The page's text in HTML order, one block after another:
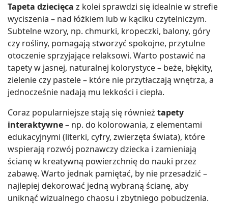
Tapeta dziecięca z kolei sprawdzi się idealnie w strefie
wyciszenia – nad łóżkiem lub w kąciku czytelniczym.
Subtelne wzory, np. chmurki, kropeczki, balony, góry
czy rośliny, pomagają stworzyć spokojne, przytulne
otoczenie sprzyjające relaksowi. Warto postawić na
tapety w jasnej, naturalnej kolorystyce – beże, błękity,
zielenie czy pastele – które nie przytłaczają wnętrza, a
jednocześnie nadają mu lekkości i ciepła.
Coraz popularniejsze stają się również tapety
interaktywne– np. do kolorowania, z elementami
edukacyjnymi (literki, cyfry, zwierzęta świata), które
wspierają rozwój poznawczy dziecka i zamieniają
ścianę w kreatywną powierzchnię do nauki przez
zabawę. Warto jednak pamiętać, by nie przesadzić –
najlepiej dekorować jedną wybraną ścianę, aby
uniknąć wizualnego chaosu i zbytniego pobudzenia.